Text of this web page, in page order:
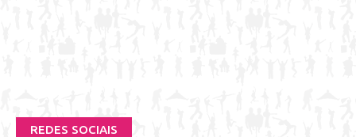
REDES SOCIAIS